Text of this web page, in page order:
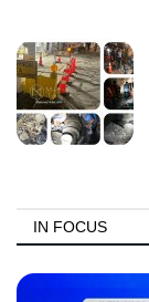
IN FOCUS